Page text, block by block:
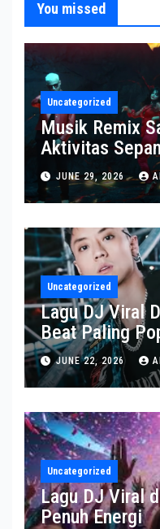
You missed
Uncategorized
Musik Remix
Aktivitas
JUNE 29, 2026
Uncategorized
Lagu DJ Viral
Beat Paling
JUNE 22, 2026
Uncategorized
Lagu DJ Viral
Penuh Energi